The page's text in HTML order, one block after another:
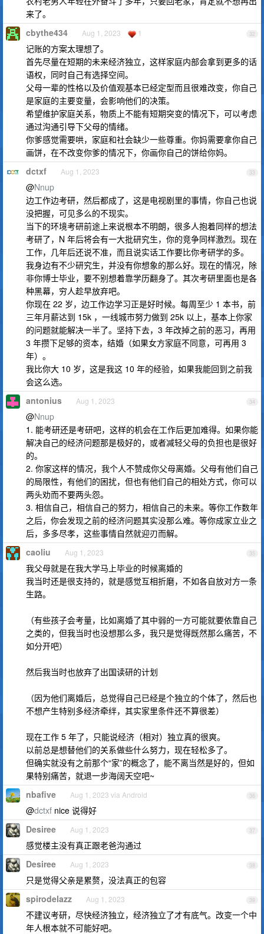
来了。
32
cbythe434 Aug 1, 2023 1
记账的方案太理想了。
首先尽量在短期的未来经济独立，这样家庭内部会拿到更多的话
语权，同时自己有选择空间。
父母一辈的性格以及价值观基本已经定型而且很难改变，你自己
是家庭的主要变量，会影响他们的决策。
希望维护家庭关系，物质上不能有短期突变的情况下，可以考虑
通过沟通引导下父母的情绪。
你爹感觉需要哄，家庭和社会缺少一些尊重。你妈需要拿你自己
画饼，在不改变你爹的情况下，你画你自己的饼给你妈。
33
dctxf Aug 1, 2023
@Nnup
边工作边考研，然后都成了，这是电视剧里的事情，你自己也说
没把握，可见多么的不现实。
当下的环境考研前途上来说根本不明朗，很多人抱着同样的想法
考研了，N 年后将会有一大批研究生，你的竞争同样激烈。现在
工作，几年后还说不准，而且说实话工作要比你考研学的多。
我身边有不少研究生，并没有你想象的那么好。现在的情况，除
非你博士毕业，要不别想着靠学历翻身了。其次考研里面也是各
种黑幕，穷人趁早放弃吧。
你现在 22 岁，边工作边学习正是好时候。每周至少 1 本书，前
三年月薪达到 15k ，一线城市努力做到 25k 以上，基本上你家
的问题就能解决一半了。坚持下去，3 年改掉之前的恶习，再用
3 年攒下足够的资本，结婚（如果女方家庭不同意，可再用 3
年）。
我比你大 10 岁，这是我这 10 年的经验，如果我能回到之前我
会这么选。
34
antonius Aug 1, 2023
@Nnup
1. 能考研还是考研吧，这样的机会在工作后更加难得。如果你能
解决自己的经济问题那是极好的，或者减轻父母的负担也是很好
的。
2. 你家这样的情况，我个人不赞成你父母离婚。父母有他们自己
的局限性，有他们的困扰，但也有他们自己的相处方式，你可以
两头劝而不要两头怨。
3. 相信自己，相信自己的努力，相信自己的未来。等你工作数年
之后，你会发现之前的经济问题其实没那么难。等你成家立业之
后，多多尽孝，这些事情自然就迎刃而解。
35
caoliu Aug 1, 2023
我父母就是在我大学马上毕业的时候离婚的
我当时还是很支持的，就是感觉互相折磨，不如各自放对方一条
生路。
（有些孩子会考量，比如离婚了其中弱的一方可能就要依靠自己
之类的，但我当时也没想那么多，我只是觉得既然那么痛苦，不
如分开吧）
然后我当时也放弃了出国读研的计划
（因为他们离婚后，总觉得自己已经是个独立的个体了，然后也
不想产生特别多经济牵绊，其实家里条件还不算很差）
现在工作 5 年了，只能说经济（相对）独立真的很爽。
以前总是想替他们的关系做些什么努力，现在轻松多了。
但确实就没有之前那个“家”的概念了，能不离当然是好的，但如
果特别痛苦，就退一步海阔天空吧~
36
nbafive Aug 1, 2023 via Android
@dctxf nice 说得好
37
Desiree Aug 1, 2023
感觉楼主没有真正跟老爸沟通过
38
Desiree Aug 1, 2023
只是觉得父亲是累赘，没法真正的包容
39
spirodelazz Aug 1, 2023
不建议考研，尽快经济独立，经济独立了才有底气。改变一个中
年人根本就不可能好吧。